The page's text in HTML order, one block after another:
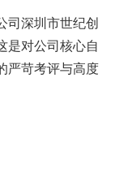
司深圳市世纪创
是对公司核心自
严苛考评与高度